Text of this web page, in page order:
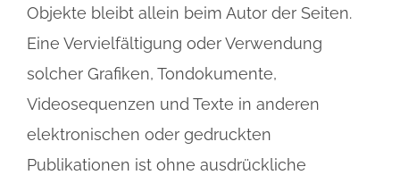
Objekte bleibt allein beim Autor der Seiten.
Eine Vervielfältigung oder Verwendung
solcher Grafiken, Tondokumente,
Videosequenzen und Texte in anderen
elektronischen oder gedruckten
Publikationen ist ohne ausdrückliche